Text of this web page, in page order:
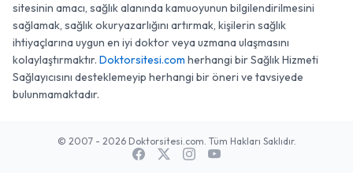
sitesinin amacı, sağlık alanında kamuoyunun bilgilendirilmesini
sağlamak, sağlık okuryazarlığını artırmak, kişilerin sağlık
ihtiyaçlarına uygun en iyi doktor veya uzmana ulaşmasını
kolaylaştırmaktır. Doktorsitesi.com herhangi bir Sağlık Hizmeti
Sağlayıcısını desteklemeyip herhangi bir öneri ve tavsiyede
bulunmamaktadır.
© 2007 - 2026 Doktorsitesi.com. Tüm Hakları Saklıdır.